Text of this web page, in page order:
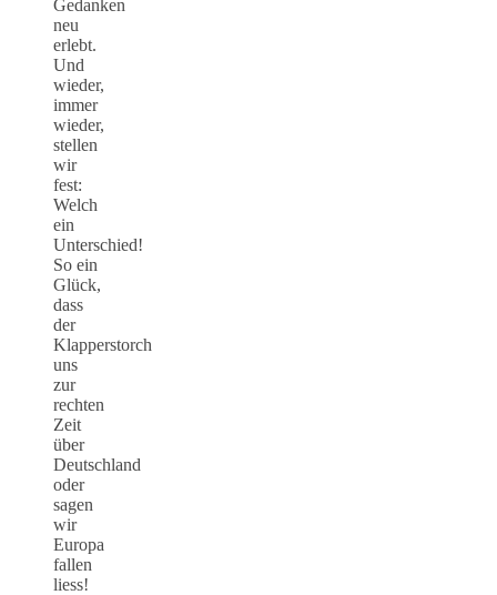
Gedanken
neu
erlebt.
Und
wieder,
immer
wieder,
stellen
wir
fest:
Welch
ein
Unterschied!
So ein
Glück,
dass
der
Klapperstorch
uns
zur
rechten
Zeit
über
Deutschland
oder
sagen
wir
Europa
fallen
liess!